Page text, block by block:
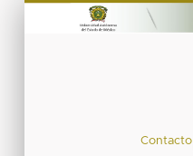
Contacto